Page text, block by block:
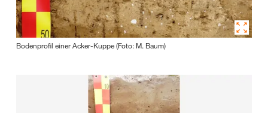
Bodenprofil einer Acker-Kuppe (Foto: M. Baum)